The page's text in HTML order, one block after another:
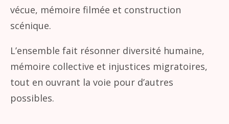
vécue, mémoire filmée et construction
scénique.
L’ensemble fait résonner diversité humaine,
mémoire collective et injustices migratoires,
tout en ouvrant la voie pour d’autres
possibles.